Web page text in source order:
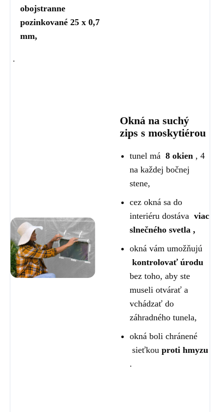
obojstranne
pozinkované 25 x 0,7
mm,
.
Okná na suchý
zips s moskytiérou
tunel má 8 okien , 4
na každej bočnej
stene,
cez okná sa do
interiéru dostáva viac
slnečného svetla ,
okná vám umožňujú
kontrolovať úrodu
bez toho, aby ste
museli otvárať a
vchádzať do
záhradného tunela,
okná boli chránené
sieťkou proti hmyzu
.